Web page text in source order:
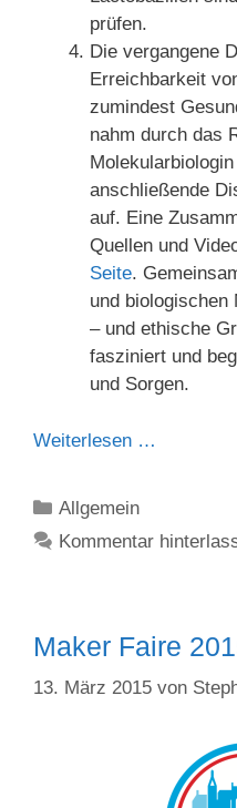
prüfen.
Die vergangene
Erreichbarkeit
zumindest
nahm durch das
anschließende
auf. Eine
Quellen und
Seite.
und biologischen
– und ethische
fasziniert und
und Sorgen.
Weiterlesen …
Kategorien
Allgemein
Kommentar
Maker Faire
13. März 2015 von